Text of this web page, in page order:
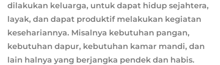
dilakukan keluarga, untuk dapat hidup sejahtera,
layak, dan dapat produktif melakukan kegiatan
kesehariannya. Misalnya kebutuhan pangan,
kebutuhan dapur, kebutuhan kamar mandi, dan
lain halnya yang berjangka pendek dan habis.